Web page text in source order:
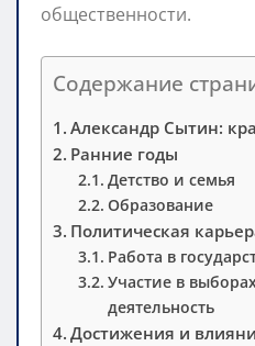
общественности.
Содержание
Александр Сытин:
Ранние годы
Детство и семья
Образование
Политическая
Работа в
Участие в
деятельность
Достижения и